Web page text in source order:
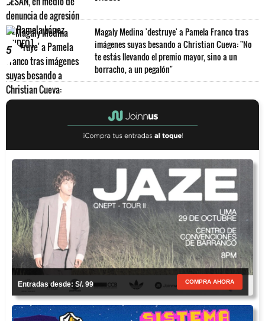
5
Magaly Medina 'destruye' a Pamela Franco tras
imágenes suyas besando a Christian Cueva: "No
te estás llevando el premio mayor, sino a un
borracho, a un pegalón"
Entradas desde: S/. 99 COMPRA AHORA